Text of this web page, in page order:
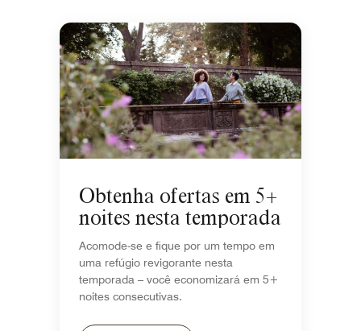
Obtenha ofertas em 5+
noites nesta temporada
Acomode-se e fique por um tempo em
uma refúgio revigorante nesta
temporada – você economizará em 5+
noites consecutivas.